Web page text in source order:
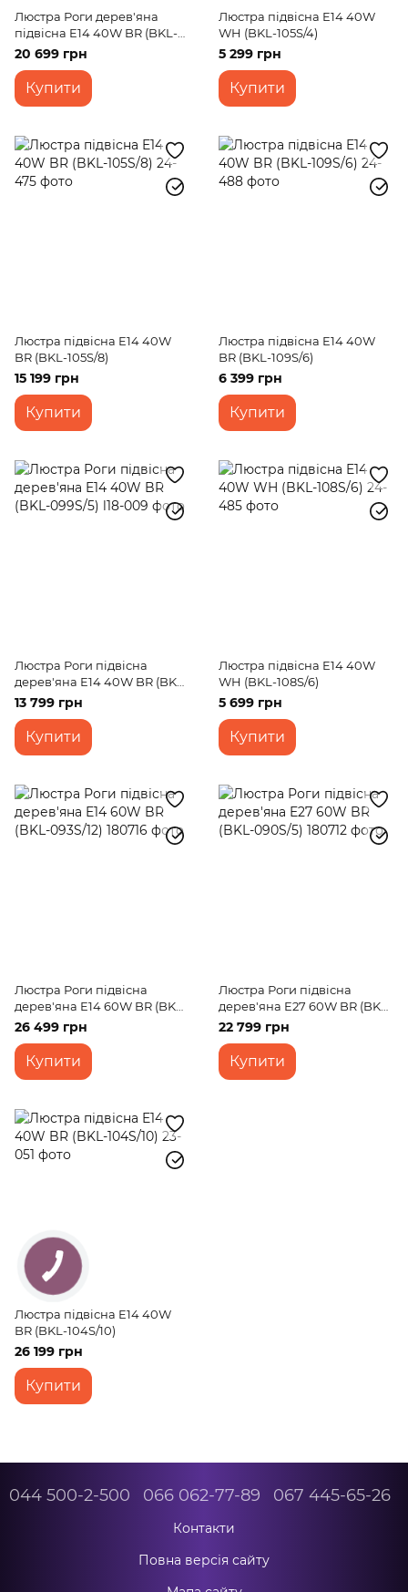
Люстра Роги дерев'яна
підвісна E14 40W BR (BKL-
099S/8)
20 699 грн
Купити
Люстра підвісна E14 40W
WH (BKL-105S/4)
5 299 грн
Купити
Люстра підвісна E14 40W
BR (BKL-105S/8)
15 199 грн
Купити
Люстра підвісна E14 40W
BR (BKL-109S/6)
6 399 грн
Купити
Люстра Роги підвісна
дерев'яна E14 40W BR (BKL-
099S/5)
13 799 грн
Купити
Люстра підвісна E14 40W
WH (BKL-108S/6)
5 699 грн
Купити
Люстра Роги підвісна
дерев'яна E14 60W BR (BKL-
093S/12)
26 499 грн
Купити
Люстра Роги підвісна
дерев'яна E27 60W BR (BKL-
090S/5)
22 799 грн
Купити
Люстра підвісна E14 40W
BR (BKL-104S/10)
26 199 грн
Купити
044 500-2-500 066 062-77-89 067 445-65-26
Контакти
Повна версія сайту